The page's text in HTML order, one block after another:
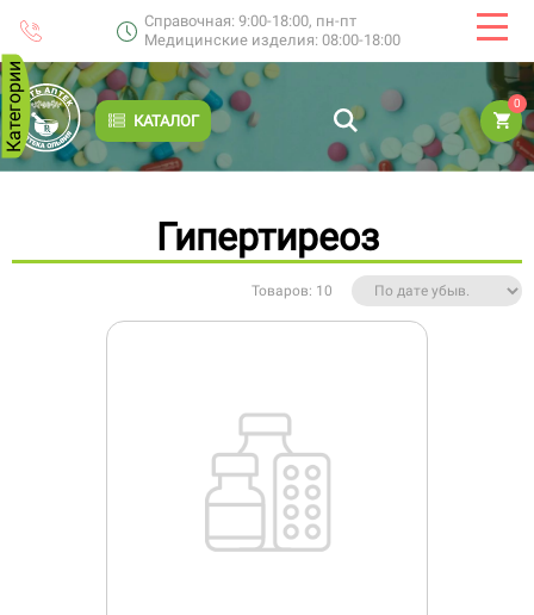
Справочная: 9:00-18:00, пн-пт
Медицинские изделия: 08:00-18:00
КАТАЛОГ
0
Категории
Гипертиреоз
Товаров: 10